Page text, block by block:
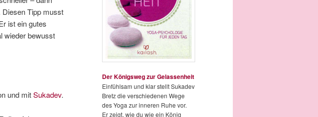
Diesen Tipp musst
ist ein gutes
wieder bewusst
und mitSukadev.
Der Königsweg zur Gelassenheit
Einfühlsam und klar stellt Sukadev
Bretz die verschiedenen Wege
des Yoga zur inneren Ruhe vor.
Er zeigt, wie du wie ein König